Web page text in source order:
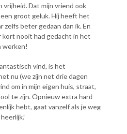
vrijheid. Dat mijn vriend ook
groot geluk. Hij heeft het
zelfs beter gedaan dan ik. En
nooit had gedacht in het
werken!
vind, is het
nu (we zijn net drie dagen
om in mijn eigen huis, straat,
te zijn. Opnieuw extra hard
hebt, gaat vanzelf als je weg